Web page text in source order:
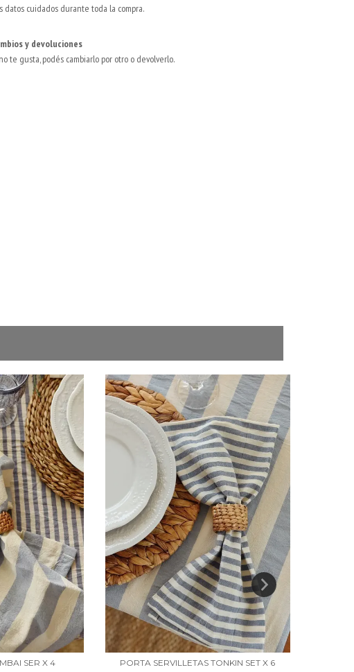
datos cuidados durante toda la compra.
y devoluciones
te gusta, podés cambiarlo por otro o devolverlo.
SER X 4 PORTA SERVILLETAS TONKIN SET X 6